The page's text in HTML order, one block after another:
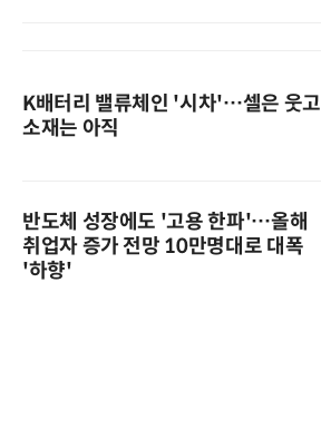
K배터리 밸류체인 '시차'…셀은 웃고
소재는 아직
반도체 성장에도 '고용 한파'…올해
취업자 증가 전망 10만명대로 대폭
'하향'